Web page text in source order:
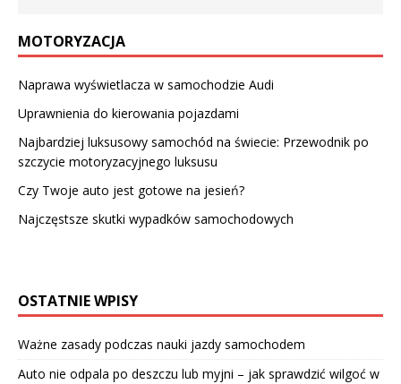
MOTORYZACJA
Naprawa wyświetlacza w samochodzie Audi
Uprawnienia do kierowania pojazdami
Najbardziej luksusowy samochód na świecie: Przewodnik po
szczycie motoryzacyjnego luksusu
Czy Twoje auto jest gotowe na jesień?
Najczęstsze skutki wypadków samochodowych
OSTATNIE WPISY
Ważne zasady podczas nauki jazdy samochodem
Auto nie odpala po deszczu lub myjni – jak sprawdzić wilgoć w